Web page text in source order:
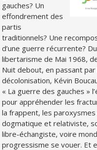
gauches? Un
effondrement des
partis
traditionnels? Une
d’une guerre récurrente?
libertarisme de Mai 1968,
Nuit debout, en passant par
décolonisation, Kévin
« La guerre des gauches »
pour appréhender les
la frappent, les
dogmatique et relativiste,
libre-échangiste, voire
progressisme se vouer. Et